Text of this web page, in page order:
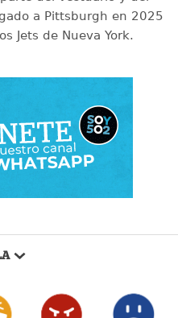
a Pittsburgh en 2025
Jets de Nueva York.